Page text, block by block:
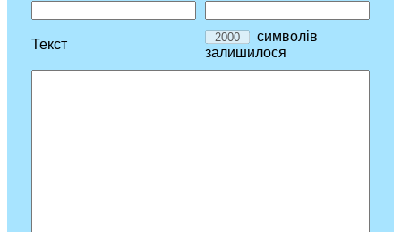
Текст
символів
залишилося